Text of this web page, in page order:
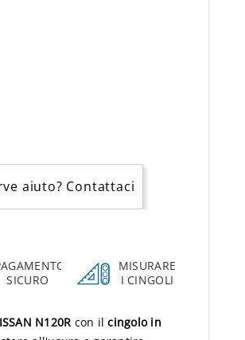
aiuto? Contattaci
SICURO
MISURARE
I CINGOLI
N120R con ilcingolo in